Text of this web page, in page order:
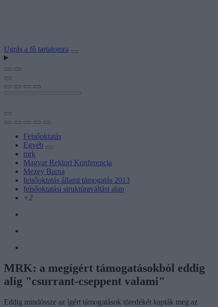
Ugrás a fő tartalomra
Felsőoktatás
Egyéb
mrk
Magyar Rektori Konferencia
Mezey Barna
felsőoktatás állami támogatás 2013
felsőoktatási struktúraváltási alap
+2
MRK: a megígért támogatásokból eddig
alig "csurrant-cseppent valami"
Eddig mindössze az ígért támogatások töredékét kapták meg az